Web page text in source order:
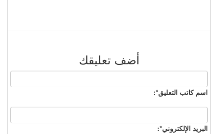
أضف تعليقك
اسم كاتب التعليق*:
البريد الإلكتروني*: